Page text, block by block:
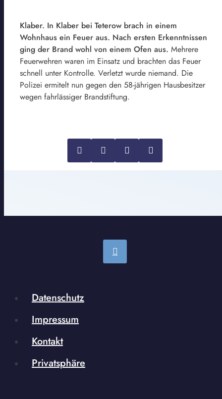
Klaber. In Klaber bei Teterow brach in einem
Wohnhaus ein Feuer aus. Nach ersten Erkenntnissen
ging der Brand wohl von einem Ofen aus. Mehrere
Feuerwehren waren im Einsatz und brachten das Feuer
schnell unter Kontrolle. Verletzt wurde niemand. Die
Polizei ermitelt nun gegen den 58-jährigen Hausbesitzer
wegen fahrlässiger Brandstiftung.
Datenschutz
Impressum
Kontakt
Privatsphäre